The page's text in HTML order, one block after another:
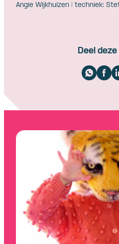
Angie Wijkhuizen | techniek:
Deel